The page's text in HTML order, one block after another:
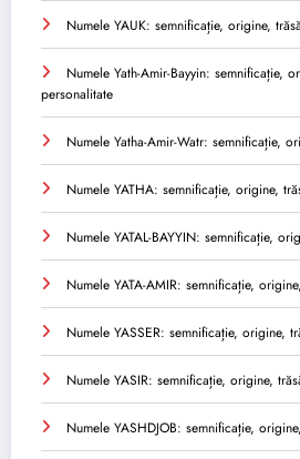
Numele YAUK: semnificație, origine,
Numele Yath-Amir-Bayyin: semnificație,
personalitate
Numele Yatha-Amir-Watr: semnificație,
Numele YATHA: semnificație, origine,
Numele YATAL-BAYYIN: semnificație,
Numele YATA-AMIR: semnificație,
Numele YASSER: semnificație, origine,
Numele YASIR: semnificație, origine,
Numele YASHDJOB: semnificație,